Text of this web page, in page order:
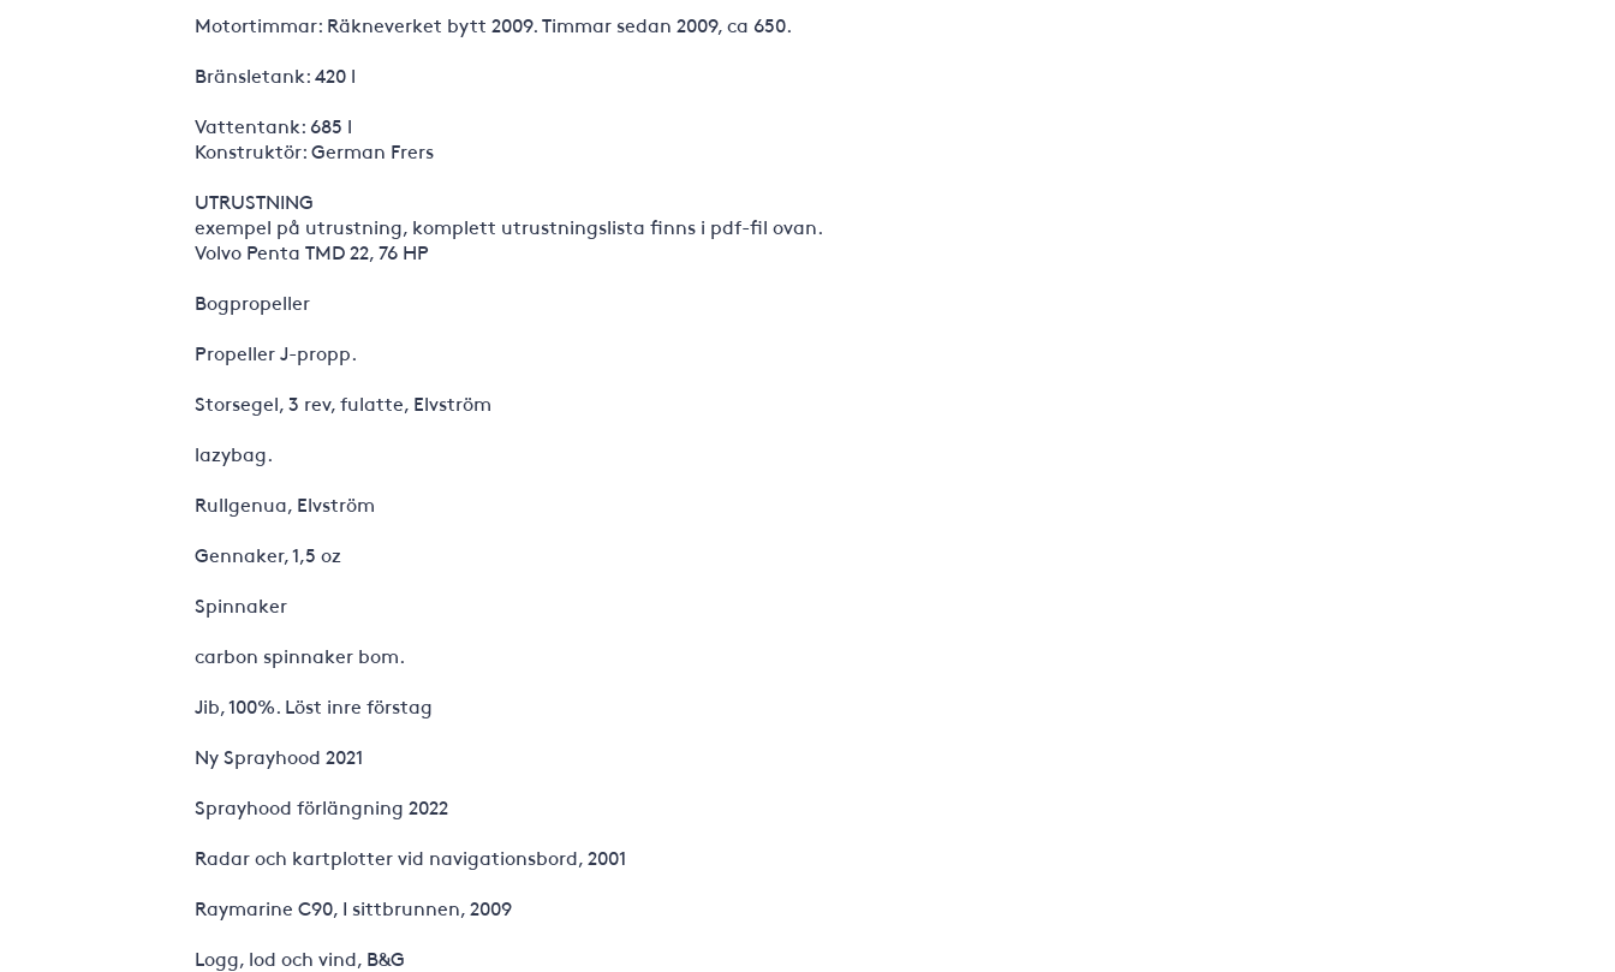
Motortimmar: Räkneverket bytt 2009. Timmar sedan 2009, ca 650.
Bränsletank: 420 l
Vattentank: 685 l
Konstruktör: German Frers
UTRUSTNING
exempel på utrustning, komplett utrustningslista finns i pdf-fil ovan.
Volvo Penta TMD 22, 76 HP
Bogpropeller
Propeller J-propp.
Storsegel, 3 rev, fulatte, Elvström
lazybag.
Rullgenua, Elvström
Gennaker, 1,5 oz
Spinnaker
carbon spinnaker bom.
Jib, 100%. Löst inre förstag
Ny Sprayhood 2021
Sprayhood förlängning 2022
Radar och kartplotter vid navigationsbord, 2001
Raymarine C90, I sittbrunnen, 2009
Logg, lod och vind, B&G